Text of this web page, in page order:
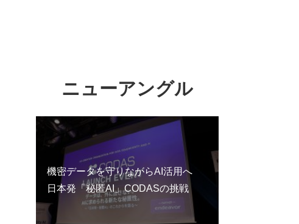
ニューアングル
機密データを守りながらAI活用へ
日本発「秘匿AI」CODASの挑戦